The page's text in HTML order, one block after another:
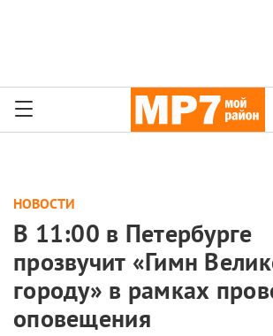
НОВОСТИ
В 11:00 в Петербурге
прозвучит «Гимн
городу» в рамках
оповещения